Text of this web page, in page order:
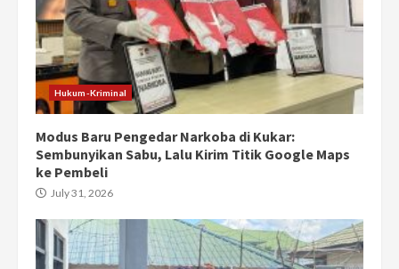
Hukum-Kriminal
Modus Baru Pengedar Narkoba di Kukar:
Sembunyikan Sabu, Lalu Kirim Titik Google Maps
ke Pembeli
July 31, 2026